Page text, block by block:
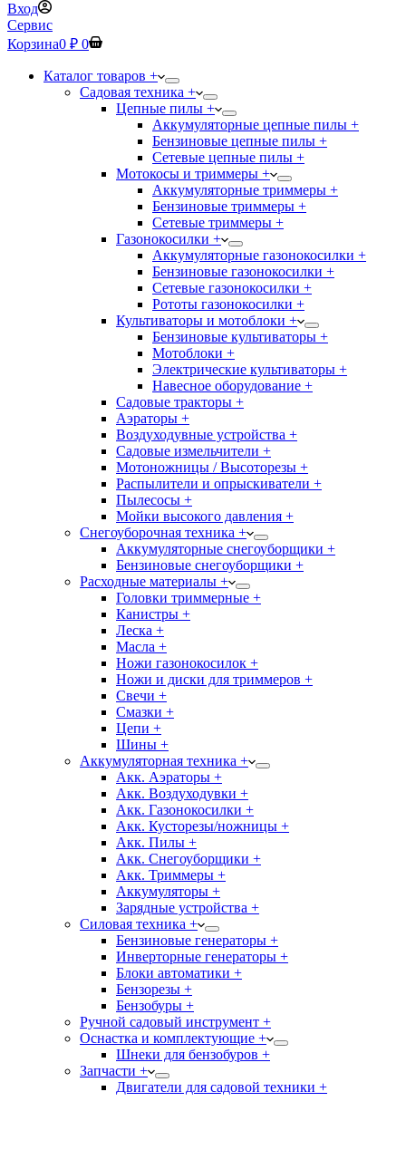
Вход
Сервис
Корзина0 ₽ 0
Каталог товаров +
Садовая техника +
Цепные пилы +
Аккумуляторные цепные пилы +
Бензиновые цепные пилы +
Сетевые цепные пилы +
Мотокосы и триммеры +
Аккумуляторные триммеры +
Бензиновые триммеры +
Сетевые триммеры +
Газонокосилки +
Аккумуляторные газонокосилки +
Бензиновые газонокосилки +
Сетевые газонокосилки +
Рототы газонокосилки +
Культиваторы и мотоблоки +
Бензиновые культиваторы +
Мотоблоки +
Электрические культиваторы +
Навесное оборудование +
Садовые тракторы +
Аэраторы +
Воздуходувные устройства +
Садовые измельчители +
Мотоножницы / Высоторезы +
Распылители и опрыскиватели +
Пылесосы +
Мойки высокого давления +
Снегоуборочная техника +
Аккумуляторные снегоуборщики +
Бензиновые снегоуборщики +
Расходные материалы +
Головки триммерные +
Канистры +
Леска +
Масла +
Ножи газонокосилок +
Ножи и диски для триммеров +
Свечи +
Смазки +
Цепи +
Шины +
Аккумуляторная техника +
Акк. Аэраторы +
Акк. Воздуходувки +
Акк. Газонокосилки +
Акк. Кусторезы/ножницы +
Акк. Пилы +
Акк. Снегоуборщики +
Акк. Триммеры +
Аккумуляторы +
Зарядные устройства +
Силовая техника +
Бензиновые генераторы +
Инверторные генераторы +
Блоки автоматики +
Бензорезы +
Бензобуры +
Ручной садовый инструмент +
Оснастка и комплектующие +
Шнеки для бензобуров +
Запчасти +
Двигатели для садовой техники +